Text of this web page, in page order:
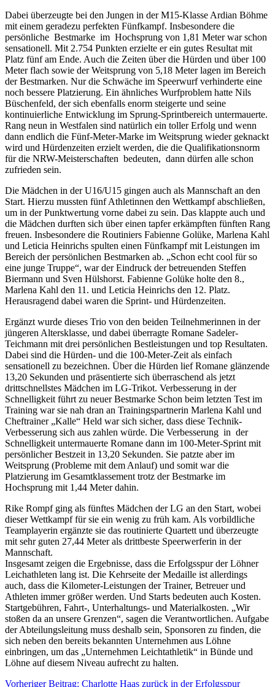
Dabei überzeugte bei den Jungen in der M15-Klasse Ardian Böhme
mit einem geradezu perfekten Fünfkampf. Insbesondere die
persönliche Bestmarke im Hochsprung von 1,81 Meter war schon
sensationell. Mit 2.754 Punkten erzielte er ein gutes Resultat mit
Platz fünf am Ende. Auch die Zeiten über die Hürden und über 100
Meter flach sowie der Weitsprung von 5,18 Meter lagen im Bereich
der Bestmarken. Nur die Schwäche im Speerwurf verhinderte eine
noch bessere Platzierung. Ein ähnliches Wurfproblem hatte Nils
Büschenfeld, der sich ebenfalls enorm steigerte und seine
kontinuierliche Entwicklung im Sprung-Sprintbereich untermauerte.
Rang neun in Westfalen sind natürlich ein toller Erfolg und wenn
dann endlich die Fünf-Meter-Marke im Weitsprung wieder geknackt
wird und Hürdenzeiten erzielt werden, die die Qualifikationsnorm
für die NRW-Meisterschaften bedeuten, dann dürfen alle schon
zufrieden sein.
Die Mädchen in der U16/U15 gingen auch als Mannschaft an den
Start. Hierzu mussten fünf Athletinnen den Wettkampf abschließen,
um in der Punktwertung vorne dabei zu sein. Das klappte auch und
die Mädchen durften sich über einen tapfer erkämpften fünften Rang
freuen. Insbesondere die Routiniers Fabienne Golüke, Marlena Kahl
und Leticia Heinrichs spulten einen Fünfkampf mit Leistungen im
Bereich der persönlichen Bestmarken ab. „Schon echt cool für so
eine junge Truppe“, war der Eindruck der betreuenden Steffen
Biermann und Sven Hülshorst. Fabienne Golüke holte den 8.,
Marlena Kahl den 11. und Leticia Heinrichs den 12. Platz.
Herausragend dabei waren die Sprint- und Hürdenzeiten.
Ergänzt wurde dieses Trio von den beiden Teilnehmerinnen in der
jüngeren Altersklasse, und dabei überragte Romane Sadeler-
Teichmann mit drei persönlichen Bestleistungen und top Resultaten.
Dabei sind die Hürden- und die 100-Meter-Zeit als einfach
sensationell zu bezeichnen. Über die Hürden lief Romane glänzende
13,20 Sekunden und präsentierte sich überraschend als jetzt
drittschnellstes Mädchen im LG-Trikot. Verbesserung in der
Schnelligkeit führt zu neuer Bestmarke Schon beim letzten Test im
Training war sie nah dran an Trainingspartnerin Marlena Kahl und
Cheftrainer „Kalle“ Held war sich sicher, dass diese Technik-
Verbesserung sich aus zahlen würde. Die Verbesserung in der
Schnelligkeit untermauerte Romane dann im 100-Meter-Sprint mit
persönlicher Bestzeit in 13,20 Sekunden. Sie patzte aber im
Weitsprung (Probleme mit dem Anlauf) und somit war die
Platzierung im Gesamtklassement trotz der Bestmarke im
Hochsprung mit 1,44 Meter dahin.
Rike Rompf ging als fünftes Mädchen der LG an den Start, wobei
dieser Wettkampf für sie ein wenig zu früh kam. Als vorbildliche
Teamplayerin ergänzte sie das routinierte Quartett und überzeugte
mit sehr guten 27,44 Meter als drittbeste Speerwerferin in der
Mannschaft.
Insgesamt zeigen die Ergebnisse, dass die Erfolgsspur der Löhner
Leichathleten lang ist. Die Kehrseite der Medaille ist allerdings
auch, dass die Kilometer-Leistungen der Trainer, Betreuer und
Athleten immer größer werden. Und Starts bedeuten auch Kosten.
Startgebühren, Fahrt-, Unterhaltungs- und Materialkosten. „Wir
stoßen da an unsere Grenzen“, sagen die Verantwortlichen. Aufgabe
der Abteilungsleitung muss deshalb sein, Sponsoren zu finden, die
sich neben den bereits bekannten Unternehmen aus Löhne
einbringen, um das „Unternehmen Leichtathletik“ in Bünde und
Löhne auf diesem Niveau aufrecht zu halten.
Vorheriger Beitrag: Charlotte Haas zurück in der Erfolgsspur